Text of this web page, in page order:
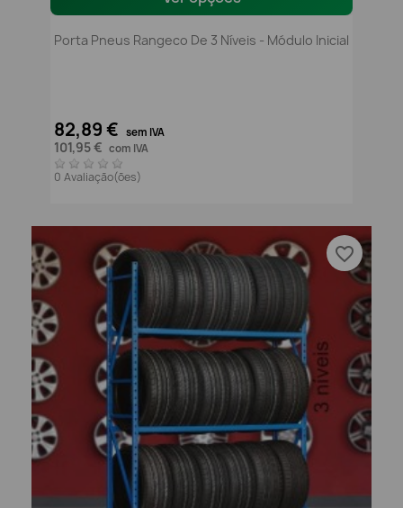
Porta Pneus Rangeco De 3 Níveis - Módulo Inicial
82,89 € sem IVA
101,95 € com IVA
0 Avaliação(ões)
favorite_border